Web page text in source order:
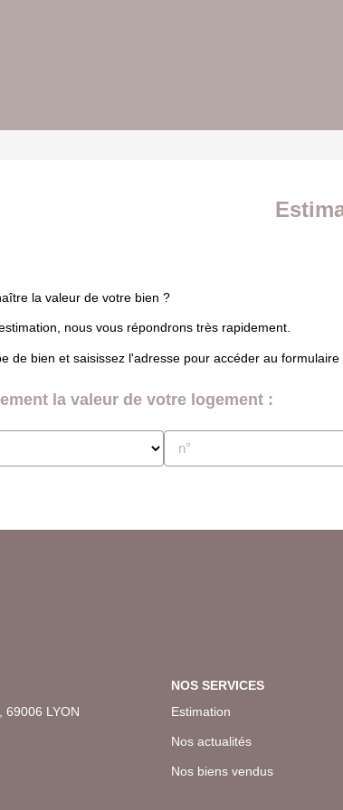
la valeur de votre bien ?
nous vous répondrons très rapidement.
de bien et saisissez l'adresse pour accéder au formulaire
la valeur de votre logement :
69006 LYON
NOS SERVICES
Estimation
Nos actualités
Nos biens vendus